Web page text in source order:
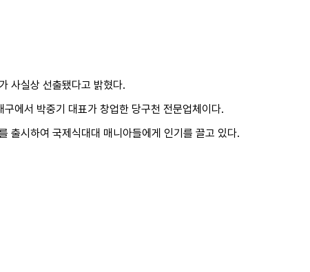
사실상 선출됐다고 밝혔다.
에서 박중기 대표가 창업한 당구천 전문업체이다.
시하여 국제식대대 매니아들에게 인기를 끌고 있다.